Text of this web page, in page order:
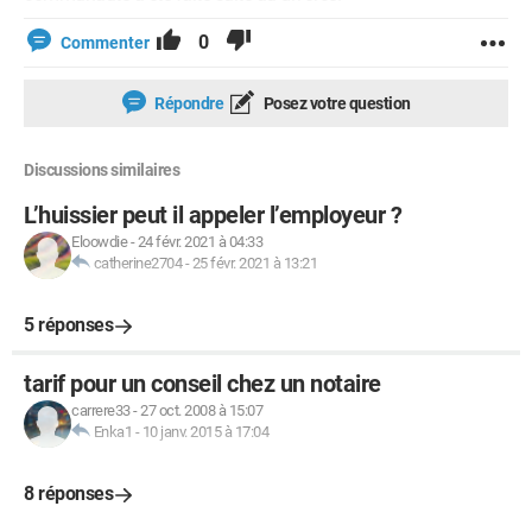
Commenter 0
Répondre Posez votre question
Discussions similaires
L’huissier peut il appeler l’employeur ?
Eloowdie-24 févr. 2021 à 04:33
catherine2704-25 févr. 2021 à 13:21
5 réponses
tarif pour un conseil chez un notaire
carrere33-27 oct. 2008 à 15:07
Enka1 - 10 janv. 2015 à 17:04
8 réponses